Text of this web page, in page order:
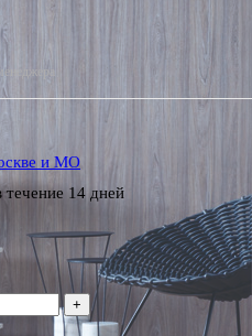
и МО
течение 14 дней
+